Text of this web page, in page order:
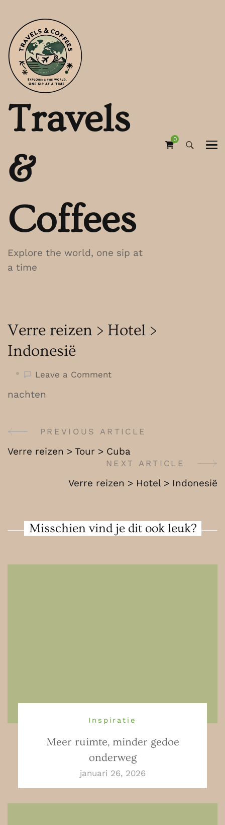
Travels
&
Coffees
Explore the world, one sip at
a time
0
Verre reizen > Hotel >
Indonesië
Leave a Commenton
Indonesië
nachten
Post
Navigation
PREVIOUS ARTICLE
Verre reizen > Tour > Cuba
NEXT ARTICLE
Verre reizen > Hotel > Indonesië
Misschien vind je dit ook leuk?
Inspiratie
Meer ruimte, minder gedoe
onderweg
januari 26, 2026